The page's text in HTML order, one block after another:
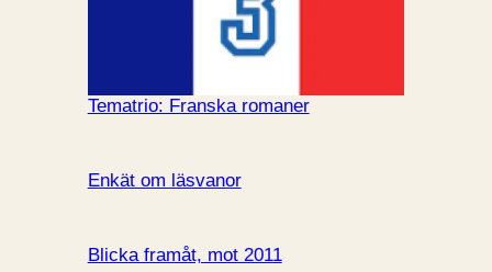
Tematrio: Franska romaner
Enkät om läsvanor
Blicka framåt, mot 2011